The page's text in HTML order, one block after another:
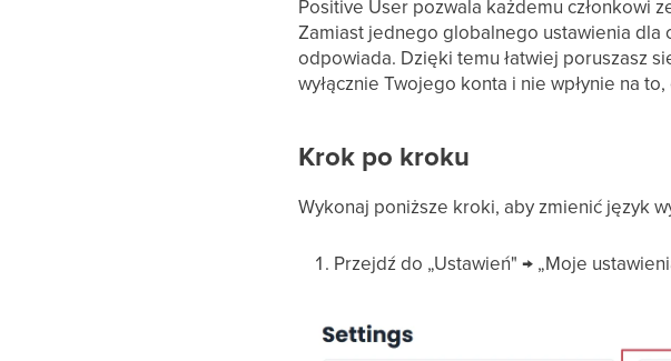
Positive User pozwala każdemu członkowi
Zamiast jednego globalnego ustawienia dla
odpowiada. Dzięki temu łatwiej poruszasz
wyłącznie Twojego konta i nie wpłynie na
Krok po kroku
Wykonaj poniższe kroki, aby zmienić język
Przejdź do „Ustawień" → „Moje